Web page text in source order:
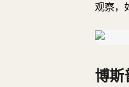
观察，
博斯